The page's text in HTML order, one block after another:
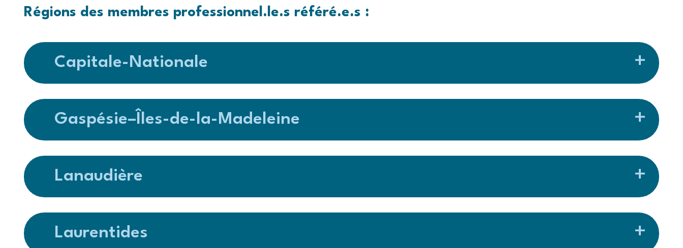
Régions des membres professionnel.le.s référé.e.s :
Capitale-Nationale
Gaspésie–Îles-de-la-Madeleine
Lanaudière
Laurentides